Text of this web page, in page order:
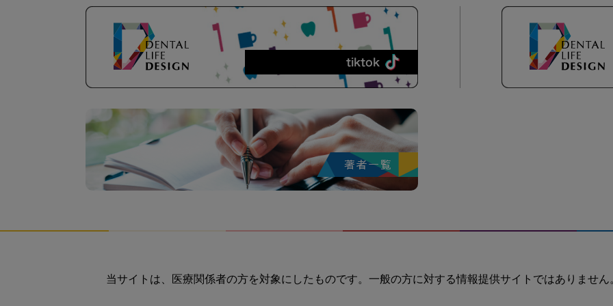
当サイトは、医療関係者の方を対象にしたものです。一般の方に対する情報提供サイトではありません